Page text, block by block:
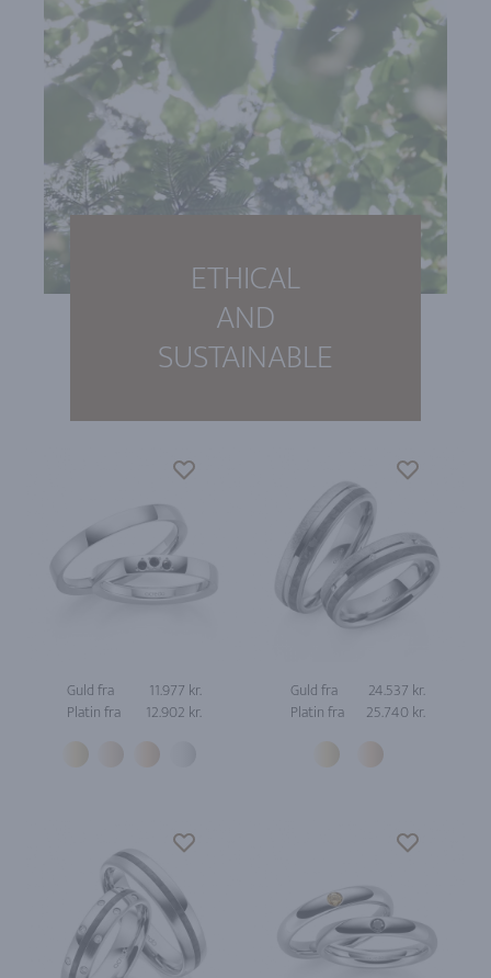
ETHICAL
AND
SUSTAINABLE
Guld fra
11.977 kr.
Platin fra
12.902 kr.
Guld fra
24.537 kr.
Platin fra
25.740 kr.